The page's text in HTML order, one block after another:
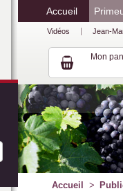
Accueil
Vidéos Jean-
Mon
Accueil